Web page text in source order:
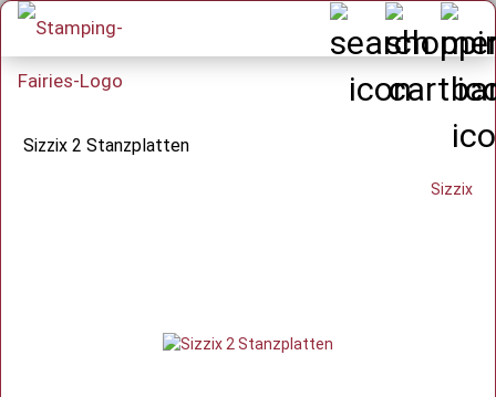
Sizzix 2 Stanzplatten
Sizzix